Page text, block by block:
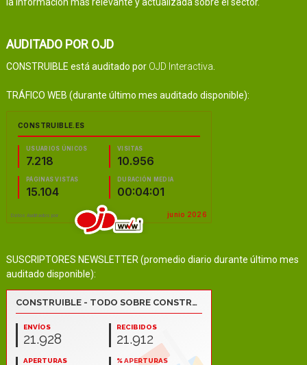
AUDITADO POR OJD
CONSTRUIBLE está auditado por OJD Interactiva
TRÁFICO WEB (durante último mes auditado disponible):
SUSCRIPTORES NEWSLETTER (promedio diario durante último mes
auditado disponible):